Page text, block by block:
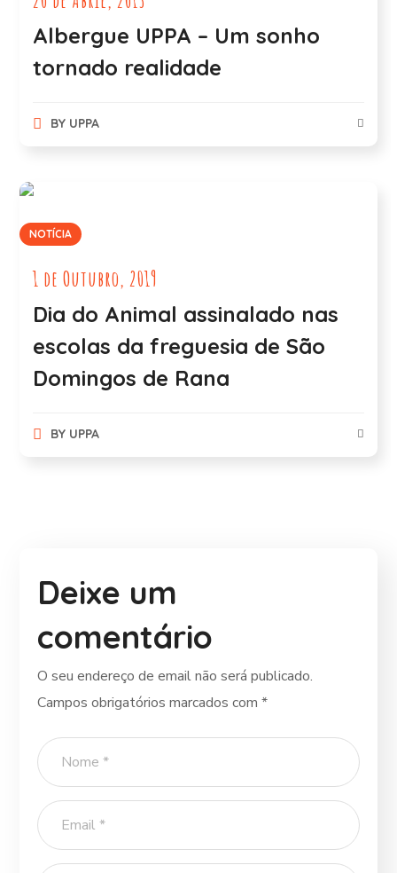
Albergue UPPA – Um sonho
tornado realidade
BY UPPA
NOTÍCIA
1 de Outubro, 2019
Dia do Animal assinalado nas
escolas da freguesia de São
Domingos de Rana
BY UPPA
Deixe um
comentário
O seu endereço de email não será publicado.
Campos obrigatórios marcados com*